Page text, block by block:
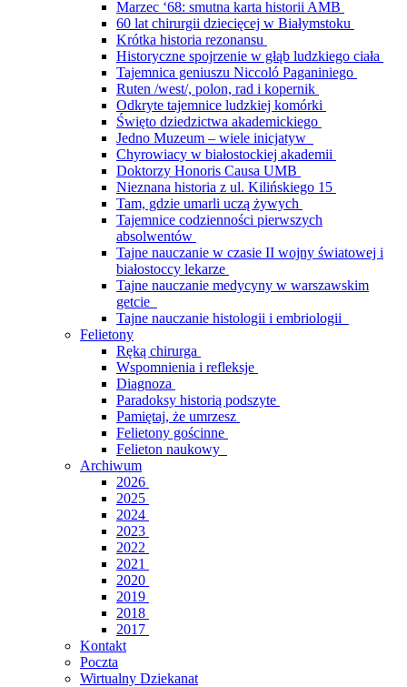
Marzec ‘68: smutna karta historii AMB
60 lat chirurgii dziecięcej w Białymstoku
Krótka historia rezonansu
Historyczne spojrzenie w głąb ludzkiego ciała
Tajemnica geniuszu Niccoló Paganiniego
Ruten /west/, polon, rad i kopernik
Odkryte tajemnice ludzkiej komórki
Święto dziedzictwa akademickiego
Jedno Muzeum – wiele inicjatyw
Chyrowiacy w białostockiej akademii
Doktorzy Honoris Causa UMB
Nieznana historia z ul. Kilińskiego 15
Tam, gdzie umarli uczą żywych
Tajemnice codzienności pierwszych
absolwentów
Tajne nauczanie w czasie II wojny światowej i
białostoccy lekarze
Tajne nauczanie medycyny w warszawskim
getcie
Tajne nauczanie histologii i embriologii
Felietony
Ręką chirurga
Wspomnienia i refleksje
Diagnoza
Paradoksy historią podszyte
Pamiętaj, że umrzesz
Felietony gościnne
Felieton naukowy
Archiwum
2026
2025
2024
2023
2022
2021
2020
2019
2018
2017
Kontakt
Poczta
Wirtualny Dziekanat